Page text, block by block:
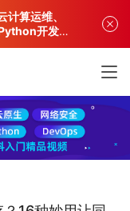
算运维、
开发专